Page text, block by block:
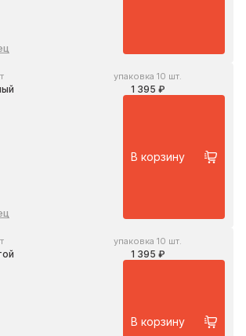
упаковка 10 шт.
1 395 ₽
В корзину
упаковка 10 шт.
1 395 ₽
В корзину